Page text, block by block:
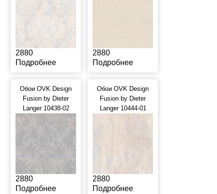
2880
Подробнее
2880
Подробнее
Обои OVK Design
Fusion by Dieter
Langer 10438-02
2880
Подробнее
Обои OVK Design
Fusion by Dieter
Langer 10444-01
2880
Подробнее